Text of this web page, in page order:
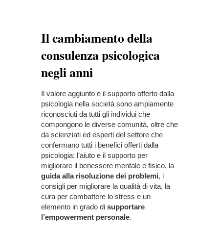
Il cambiamento della
consulenza psicologica
negli anni
Il valore aggiunto e il supporto offerto dalla
psicologia nella società sono ampiamente
riconosciuti da tutti gli individui che
compongono le diverse comunità, oltre che
da scienziati ed esperti del settore che
confermano tutti i benefici offerti dalla
psicologia: l’aiuto e il supporto per
migliorare il benessere mentale e fisico, la
guida alla risoluzione dei problemi, i
consigli per migliorare la qualità di vita, la
cura per combattere lo stress e un
elemento in grado di supportare
l’empowerment personale.